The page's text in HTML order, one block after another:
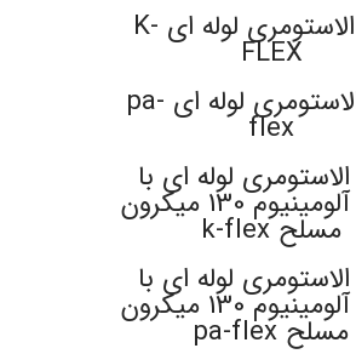
عایق الاستومری لوله ای K-
FLEX
عایق الاستومری لوله ای pa-
flex
لوله ای با
روکش آلومینیوم 130 میکرون
مسلح k-flex
لوله ای با
روکش آلومینیوم 130 میکرون
مسلح pa-flex